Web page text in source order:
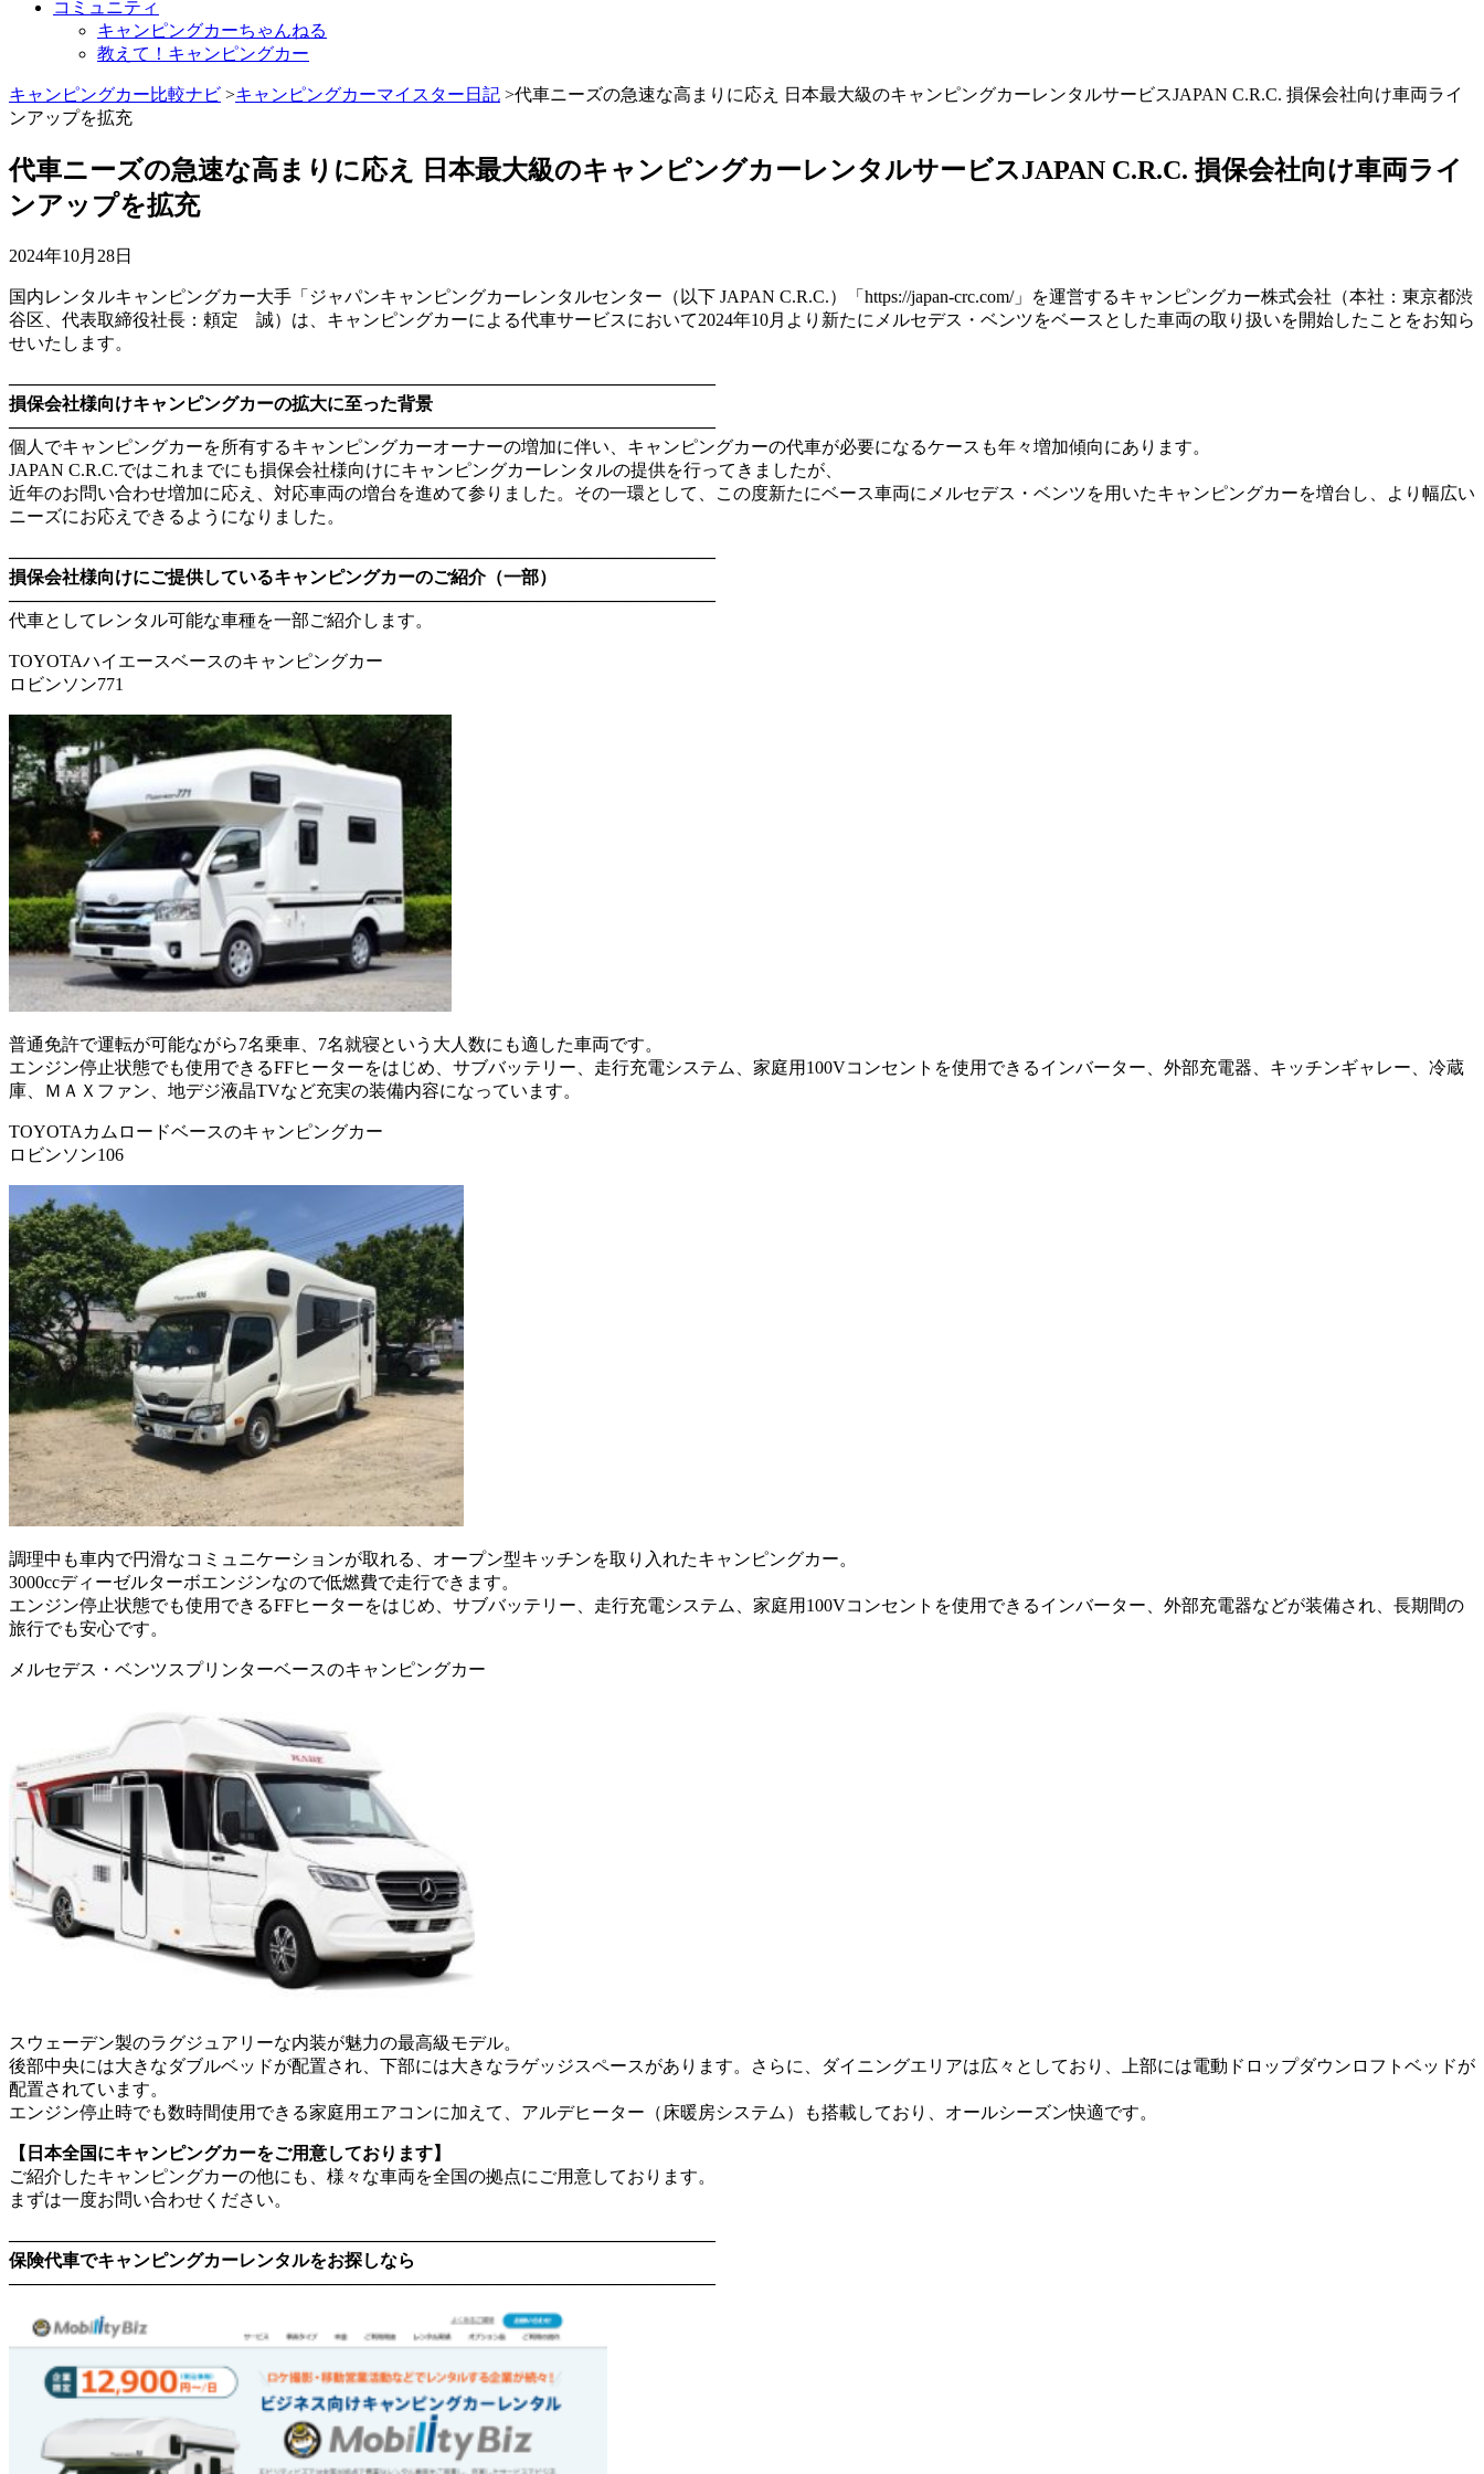
コミュニティ
キャンピングカーちゃんねる
教えて！キャンピングカー
キャンピングカー比較ナビ >キャンピングカーマイスター日記 >代車ニーズの急速な高まりに応え 日本最大級のキャンピングカーレンタルサービスJAPAN C.R.C. 損保会社向け車両ライ
ンアップを拡充
代車ニーズの急速な高まりに応え 日本最大級のキャンピングカーレンタルサービスJAPAN C.R.C. 損保会社向け車両ライ
ンアップを拡充
2024年10月28日
国内レンタルキャンピングカー大手「ジャパンキャンピングカーレンタルセンター（以下 JAPAN C.R.C.）「https://japan-crc.com/」を運営するキャンピングカー株式会社（本社：東京都渋
谷区、代表取締役社長：頼定 誠）は、キャンピングカーによる代車サービスにおいて2024年10月より新たにメルセデス・ベンツをベースとした車両の取り扱いを開始したことをお知ら
せいたします。
――――――――――――――――――――――――――――――――――――――――
損保会社様向けキャンピングカーの拡大に至った背景
――――――――――――――――――――――――――――――――――――――――
個人でキャンピングカーを所有するキャンピングカーオーナーの増加に伴い、キャンピングカーの代車が必要になるケースも年々増加傾向にあります。
JAPAN C.R.C.ではこれまでにも損保会社様向けにキャンピングカーレンタルの提供を行ってきましたが、
近年のお問い合わせ増加に応え、対応車両の増台を進めて参りました。その一環として、この度新たにベース車両にメルセデス・ベンツを用いたキャンピングカーを増台し、より幅広い
ニーズにお応えできるようになりました。
――――――――――――――――――――――――――――――――――――――――
損保会社様向けにご提供しているキャンピングカーのご紹介（一部）
――――――――――――――――――――――――――――――――――――――――
代車としてレンタル可能な車種を一部ご紹介します。
TOYOTAハイエースベースのキャンピングカー
ロビンソン771
普通免許で運転が可能ながら7名乗車、7名就寝という大人数にも適した車両です。
エンジン停止状態でも使用できるFFヒーターをはじめ、サブバッテリー、走行充電システム、家庭用100Vコンセントを使用できるインバーター、外部充電器、キッチンギャレー、冷蔵
庫、ＭＡＸファン、地デジ液晶TVなど充実の装備内容になっています。
TOYOTAカムロードベースのキャンピングカー
ロビンソン106
調理中も車内で円滑なコミュニケーションが取れる、オープン型キッチンを取り入れたキャンピングカー。
3000ccディーゼルターボエンジンなので低燃費で走行できます。
エンジン停止状態でも使用できるFFヒーターをはじめ、サブバッテリー、走行充電システム、家庭用100Vコンセントを使用できるインバーター、外部充電器などが装備され、長期間の
旅行でも安心です。
メルセデス・ベンツスプリンターベースのキャンピングカー
スウェーデン製のラグジュアリーな内装が魅力の最高級モデル。
後部中央には大きなダブルベッドが配置され、下部には大きなラゲッジスペースがあります。さらに、ダイニングエリアは広々としており、上部には電動ドロップダウンロフトベッドが
配置されています。
エンジン停止時でも数時間使用できる家庭用エアコンに加えて、アルデヒーター（床暖房システム）も搭載しており、オールシーズン快適です。
【日本全国にキャンピングカーをご用意しております】
ご紹介したキャンピングカーの他にも、様々な車両を全国の拠点にご用意しております。
まずは一度お問い合わせください。
――――――――――――――――――――――――――――――――――――――――
保険代車でキャンピングカーレンタルをお探しなら
――――――――――――――――――――――――――――――――――――――――